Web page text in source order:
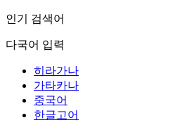
인기 검색어
다국어 입력
히라가나
가타카나
중국어
한글고어